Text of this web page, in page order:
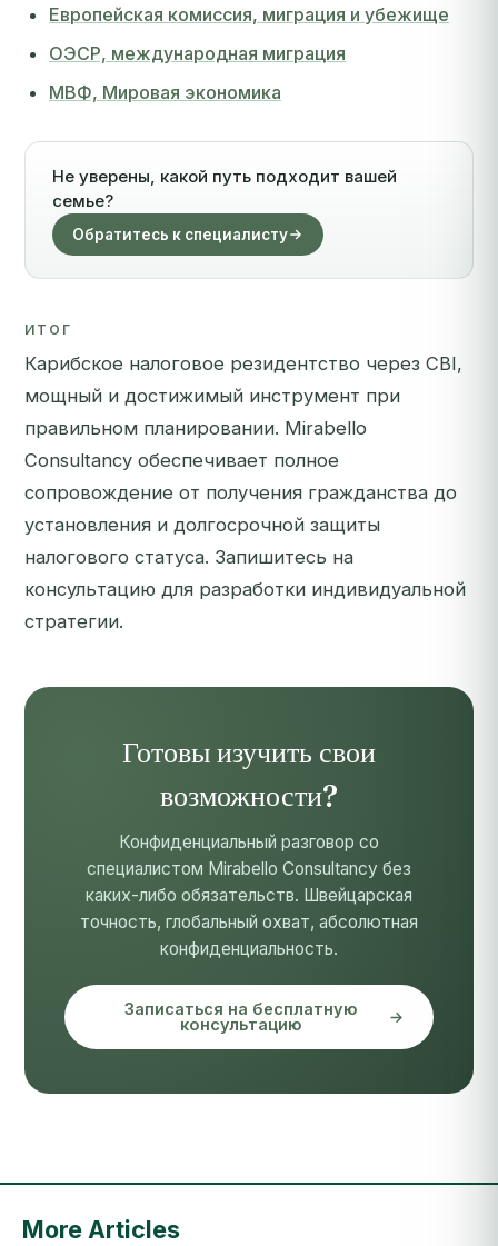
Европейская комиссия, миграция и убежище
ОЭСР, международная миграция
МВФ, Мировая экономика
Не уверены, какой путь подходит вашей
семье?
Обратитесь к специалисту
ИТОГ
Карибское налоговое резидентство через CBI,
мощный и достижимый инструмент при
правильном планировании. Mirabello
Consultancy обеспечивает полное
сопровождение от получения гражданства до
установления и долгосрочной защиты
налогового статуса. Запишитесь на
консультацию для разработки индивидуальной
стратегии.
Готовы изучить свои
возможности?
Конфиденциальный разговор со
специалистом Mirabello Consultancy без
каких-либо обязательств. Швейцарская
точность, глобальный охват, абсолютная
конфиденциальность.
Записаться на бесплатную
консультацию
More Articles